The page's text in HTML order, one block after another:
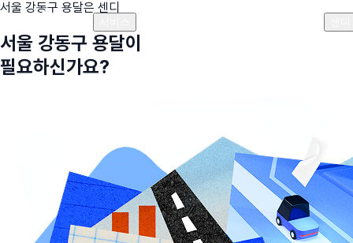
서울 강동구 용달은 센디
서울 강동구 용달이
필요하신가요?